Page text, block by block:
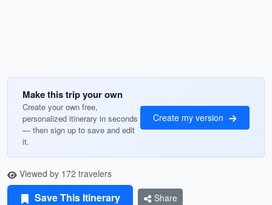
Make this trip your own
Create your own free,
personalized itinerary in seconds
— then sign up to save and edit
it.
Create my version
Viewed by 172 travelers
Save This Itinerary Share